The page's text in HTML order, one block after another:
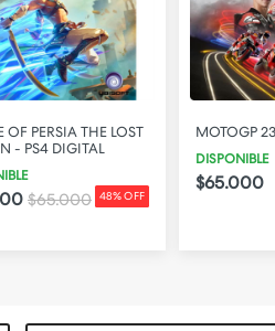
OF PERSIA THE LOST
- PS4 DIGITAL
48% OFF
$65.000
MOTOGP
DISPONIBLE
$65.000